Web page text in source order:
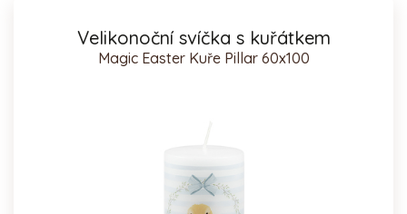
Velikonoční svíčka s kuřátkem
Magic Easter Kuře Pillar 60x100